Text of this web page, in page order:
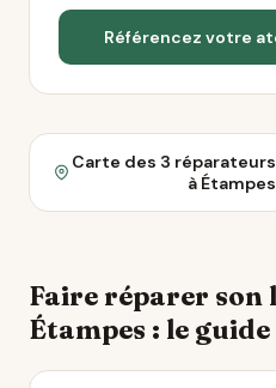
Référencez votre
Carte des 3
à Étampes
Faire réparer son
Étampes : le